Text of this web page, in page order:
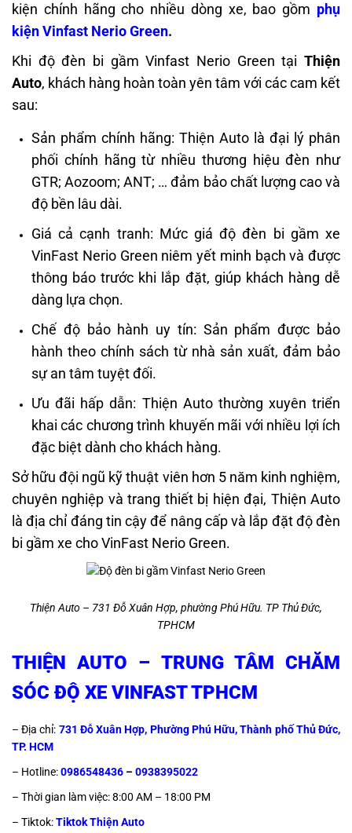
kiện chính hãng cho nhiều dòng xe, bao gồm phụ
kiện Vinfast Nerio Green.
Khi độ đèn bi gầm Vinfast Nerio Green tại Thiện
Auto, khách hàng hoàn toàn yên tâm với các cam kết
sau:
Sản phẩm chính hãng: Thiện Auto là đại lý phân
phối chính hãng từ nhiều thương hiệu đèn như
GTR; Aozoom; ANT; … đảm bảo chất lượng cao và
độ bền lâu dài.
Giá cả cạnh tranh: Mức giá độ đèn bi gầm xe
VinFast Nerio Green niêm yết minh bạch và được
thông báo trước khi lắp đặt, giúp khách hàng dễ
dàng lựa chọn.
Chế độ bảo hành uy tín: Sản phẩm được bảo
hành theo chính sách từ nhà sản xuất, đảm bảo
sự an tâm tuyệt đối.
Ưu đãi hấp dẫn: Thiện Auto thường xuyên triển
khai các chương trình khuyến mãi với nhiều lợi ích
đặc biệt dành cho khách hàng.
Sở hữu đội ngũ kỹ thuật viên hơn 5 năm kinh nghiệm,
chuyên nghiệp và trang thiết bị hiện đại, Thiện Auto
là địa chỉ đáng tin cậy để nâng cấp và lắp đặt độ đèn
bi gầm xe cho VinFast Nerio Green.
Thiện Auto – 731 Đỗ Xuân Hợp, phường Phú Hữu. TP Thủ Đức,
TPHCM
THIỆN AUTO – TRUNG TÂM CHĂM
SÓC ĐỘ XE VINFAST TPHCM
– Địa chỉ: 731 Đỗ Xuân Hợp, Phường Phú Hữu, Thành phố Thủ Đức,
TP. HCM
– Hotline:0986548436 –0938395022
– Thời gian làm việc: 8:00 AM – 18:00 PM
– Tiktok:Tiktok Thiện Auto